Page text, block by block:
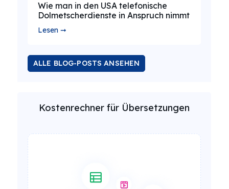
Wie man in den USA telefonische
Dolmetscherdienste in Anspruch nimmt
Lesen ➞
ALLE BLOG-POSTS ANSEHEN
Kostenrechner für Übersetzungen